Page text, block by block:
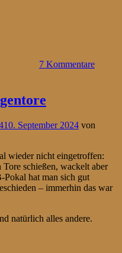
7 Kommentare
10. September 2024 von
wieder nicht eingetroffen:
schießen, wackelt aber
hat man sich gut
– immerhin das war
natürlich alles andere.